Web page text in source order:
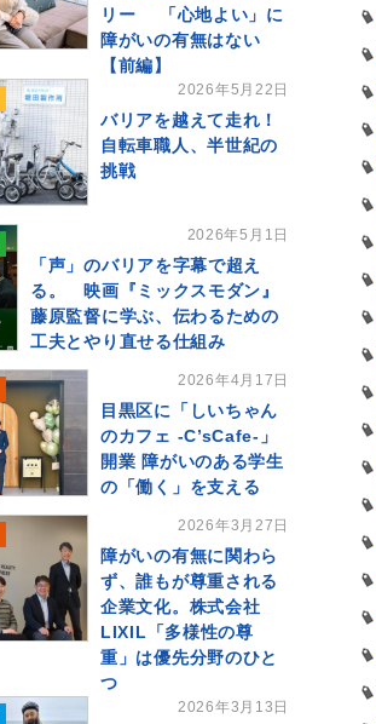
リー 「心地よい」に
障がいの有無はない
【前編】
2026年5月22日
バリアを越えて走れ！
自転車職人、半世紀の
挑戦
2026年5月1日
「声」のバリアを字幕で超え
る。 映画『ミックスモダン』
藤原監督に学ぶ、伝わるための
工夫とやり直せる仕組み
2026年4月17日
目黒区に「しいちゃん
のカフェ -C’sCafe-」
開業 障がいのある学生
の「働く」を支える
2026年3月27日
障がいの有無に関わら
ず、誰もが尊重される
企業文化。株式会社
LIXIL「多様性の尊
重」は優先分野のひと
つ
2026年3月13日